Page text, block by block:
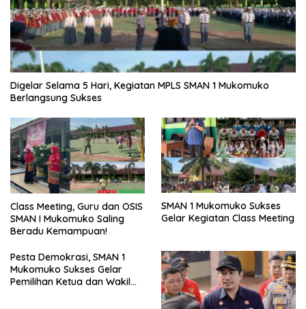
Digelar Selama 5 Hari, Kegiatan MPLS SMAN 1 Mukomuko
Berlangsung Sukses
Class Meeting, Guru dan OSIS
SMAN I Mukomuko Saling
Beradu Kemampuan!
SMAN 1 Mukomuko Sukses
Gelar Kegiatan Class Meeting
Pesta Demokrasi, SMAN 1
Mukomuko Sukses Gelar
Pemilihan Ketua dan Wakil